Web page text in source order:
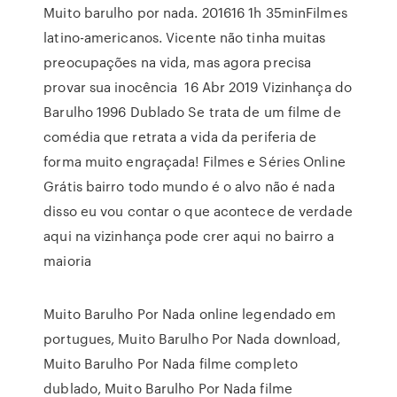
Muito barulho por nada. 201616 1h 35minFilmes
latino-americanos. Vicente não tinha muitas
preocupações na vida, mas agora precisa
provar sua inocência 16 Abr 2019 Vizinhança do
Barulho 1996 Dublado Se trata de um filme de
comédia que retrata a vida da periferia de
forma muito engraçada! Filmes e Séries Online
Grátis bairro todo mundo é o alvo não é nada
disso eu vou contar o que acontece de verdade
aqui na vizinhança pode crer aqui no bairro a
maioria
Muito Barulho Por Nada online legendado em
portugues, Muito Barulho Por Nada download,
Muito Barulho Por Nada filme completo
dublado, Muito Barulho Por Nada filme